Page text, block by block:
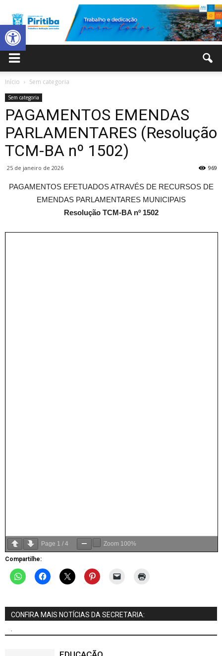
Abrir a barra de ferramentas
Municipal
de
Piritiba
Início Sem categoria
Sem categoria
PAGAMENTOS EMENDAS
PARLAMENTARES (Resolução
TCM-BA nº 1502)
25 de janeiro de 2026 969
PAGAMENTOS EFETUADOS ATRAVÉS DE RECURSOS DE
EMENDAS PARLAMENTARES MUNICIPAIS
Resolução TCM-BA nº 1502
Page 1 / 4 Zoom 100%
Compartilhe:
CONFIRA MAIS NOTÍCIAS DA SECRETARIA: